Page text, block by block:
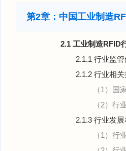
第2章：中国工业制造
2.1 工业制造RFID
2.1.1 行业监
2.1.2 行业相
（1）国
（2）行
2.1.3 行业发
（1）行